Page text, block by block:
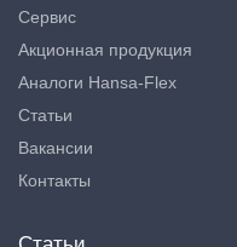
Сервис
Акционная продукция
Аналоги Hansa-Flex
Статьи
Вакансии
Контакты